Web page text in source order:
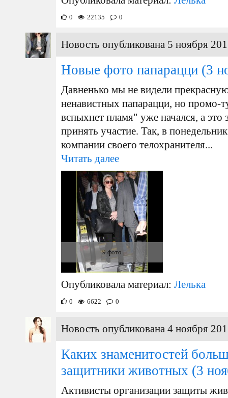
0 22135 0
Новость опубликована 5 ноября
Новые фото папарацци (3
Давненько мы не видели
ненавистных папарацци, но
вспыхнет пламя" уже начался, а
принять участие. Так, в
компании своего телохранителя...
Читать далее
9 фото
Опубликовала материал: Лелька
0 6622 0
Новость опубликована 4 ноября
Каких знаменитостей
защитники животных (3
Активисты организации защиты